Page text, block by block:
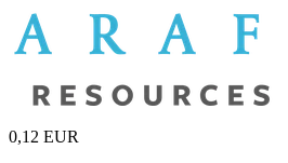
0,12 EUR